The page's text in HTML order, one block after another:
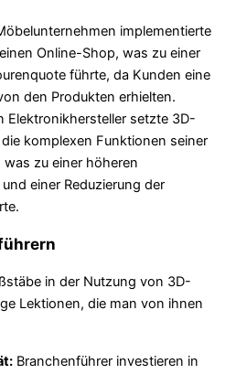
implementierte
Online-Shop, was zu einer
führte, da Kunden eine
den Produkten erhielten.
Elektronikhersteller setzte 3D-
komplexen Funktionen seiner
zu einer höheren
einer Reduzierung der
in der Nutzung von 3D-
Lektionen, die man von ihnen
Branchenführer investieren in